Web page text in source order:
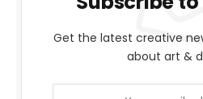
Get the latest creative
about art &